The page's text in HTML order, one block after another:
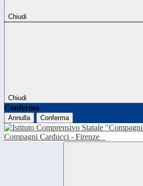
Chiudi
Chiudi
Conferma
Annulla Conferma
Compagni Carducci - Firenze